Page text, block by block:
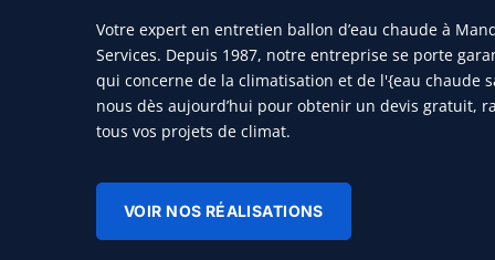
Votre expert en entretien ballon d’eau chaude à
Services. Depuis 1987, notre entreprise se porte
qui concerne de la climatisation et de l'{eau chaude
nous dès aujourd’hui pour obtenir un devis gratuit,
tous vos projets de climat.
VOIR NOS RÉALISATIONS